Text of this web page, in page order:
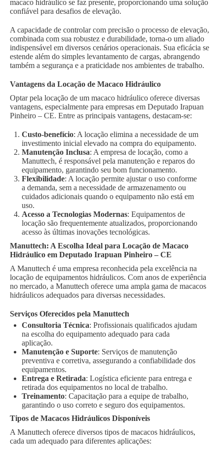
macaco hidráulico se faz presente, proporcionando uma solução
confiável para desafios de elevação.
A capacidade de controlar com precisão o processo de elevação,
combinada com sua robustez e durabilidade, torna-o um aliado
indispensável em diversos cenários operacionais. Sua eficácia se
estende além do simples levantamento de cargas, abrangendo
também a segurança e a praticidade nos ambientes de trabalho.
Vantagens da Locação de Macaco Hidráulico
Optar pela locação de um macaco hidráulico oferece diversas
vantagens, especialmente para empresas em Deputado Irapuan
Pinheiro – CE. Entre as principais vantagens, destacam-se:
Custo-benefício: A locação elimina a necessidade de um
investimento inicial elevado na compra do equipamento.
Manutenção Inclusa: A empresa de locação, como a
Manuttech, é responsável pela manutenção e reparos do
equipamento, garantindo seu bom funcionamento.
Flexibilidade: A locação permite ajustar o uso conforme
a demanda, sem a necessidade de armazenamento ou
cuidados adicionais quando o equipamento não está em
uso.
Acesso a Tecnologias Modernas: Equipamentos de
locação são frequentemente atualizados, proporcionando
acesso às últimas inovações tecnológicas.
Manuttech: A Escolha Ideal para Locação de Macaco
Hidráulico em Deputado Irapuan Pinheiro – CE
A Manuttech é uma empresa reconhecida pela excelência na
locação de equipamentos hidráulicos. Com anos de experiência
no mercado, a Manuttech oferece uma ampla gama de macacos
hidráulicos adequados para diversas necessidades.
Serviços Oferecidos pela Manuttech
Consultoria Técnica: Profissionais qualificados ajudam
na escolha do equipamento adequado para cada
aplicação.
Manutenção e Suporte: Serviços de manutenção
preventiva e corretiva, assegurando a confiabilidade dos
equipamentos.
Entrega e Retirada: Logística eficiente para entrega e
retirada dos equipamentos no local de trabalho.
Treinamento: Capacitação para a equipe de trabalho,
garantindo o uso correto e seguro dos equipamentos.
Tipos de Macacos Hidráulicos Disponíveis
A Manuttech oferece diversos tipos de macacos hidráulicos,
cada um adequado para diferentes aplicações: